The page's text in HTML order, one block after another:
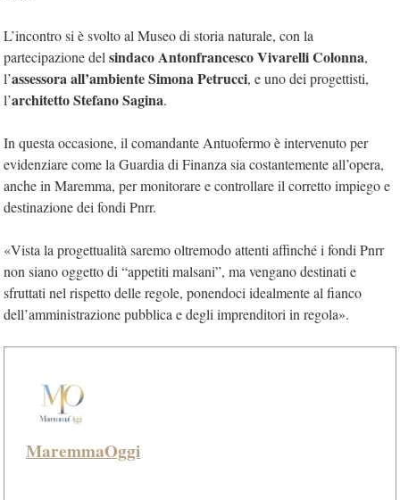
L’incontro si è svolto al Museo di storia naturale, con la
partecipazione del sindaco Antonfrancesco Vivarelli Colonna,
l’assessora all’ambiente Simona Petrucci, e uno dei progettisti,
l’architetto Stefano Sagina.
In questa occasione, il comandante Antuofermo è intervenuto per
evidenziare come la Guardia di Finanza sia costantemente all’opera,
anche in Maremma, per monitorare e controllare il corretto impiego e
destinazione dei fondi Pnrr.
«Vista la progettualità saremo oltremodo attenti affinché i fondi Pnrr
non siano oggetto di “appetiti malsani”, ma vengano destinati e
sfruttati nel rispetto delle regole, ponendoci idealmente al fianco
dell’amministrazione pubblica e degli imprenditori in regola».
MaremmaOggi